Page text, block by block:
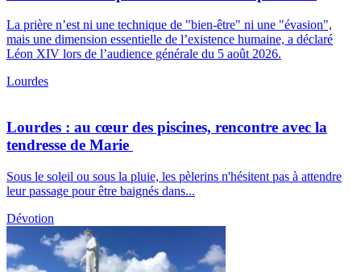
La prière n’est ni une technique de "bien-être" ni une "évasion",
mais une dimension essentielle de l’existence humaine, a déclaré
Léon XIV lors de l’audience générale du 5 août 2026.
Lourdes
Lourdes : au cœur des piscines, rencontre avec la
tendresse de Marie
Sous le soleil ou sous la pluie, les pèlerins n'hésitent pas à attendre
leur passage pour être baignés dans...
Dévotion